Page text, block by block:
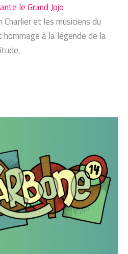
le Grand Jojo
Charlier et les musiciens du
hommage à la légende de la